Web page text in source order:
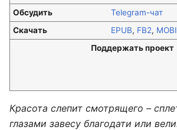
Обсудить
Telegram-чат
Скачать
EPUB, FB2, MOBI
Поддержать проект
Красота слепит смотрящего –
глазами завесу благодати или